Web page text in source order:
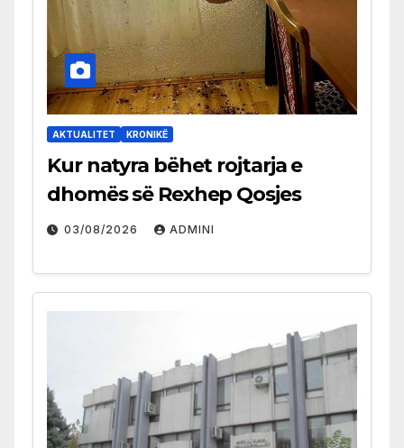
AKTUALITET KRONIKË
Kur natyra bëhet rojtarja e
dhomës së Rexhep Qosjes
03/08/2026 ADMINI